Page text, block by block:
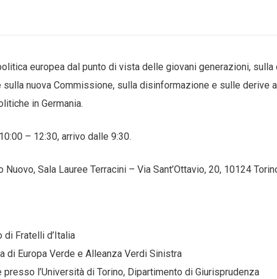
europea dal punto di vista delle giovani generazioni, sulla
nuova Commissione, sulla disinformazione e sulle derive
in Germania.
– 12:30, arrivo dalle 9:30.
Sala Lauree Terracini – Via Sant’Ottavio, 20, 10124
di Fratelli d’Italia
di Europa Verde e Alleanza Verdi Sinistra
l’Università di Torino, Dipartimento di Giurisprudenza